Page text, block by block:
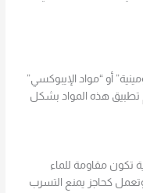
أو “مواد الإيبوكسي”
تطبيق هذه المواد بشكل
تكون مقاومة للماء
كحاجز يمنع التسرب